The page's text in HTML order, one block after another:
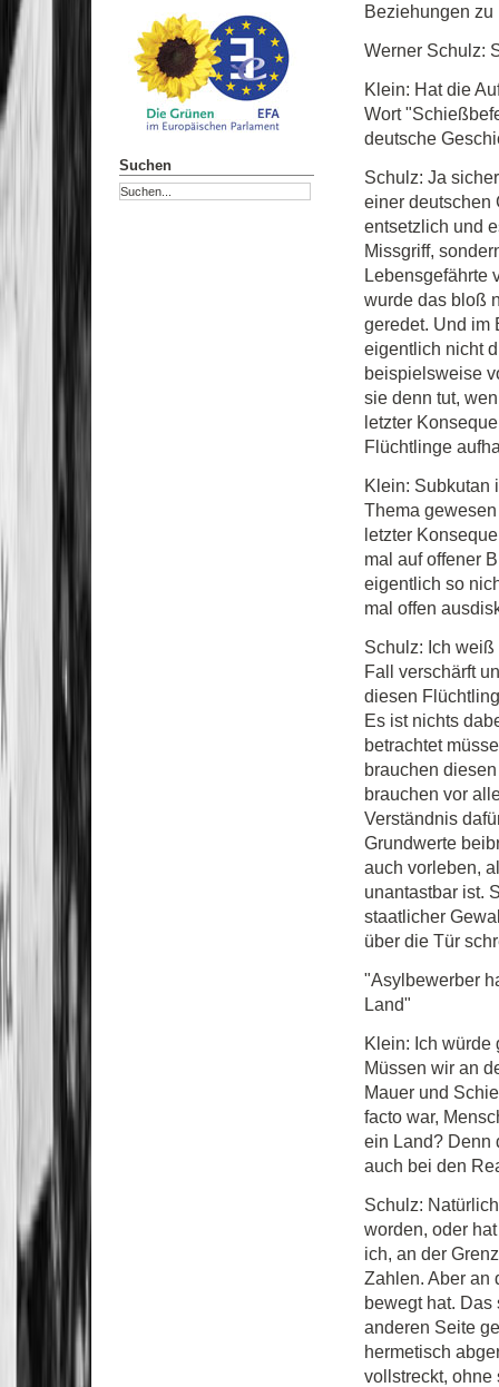
Beziehungen zu
Werner Schulz:
Klein: Hat die
Wort
deutsche
Schulz: Ja
einer deutschen
entsetzlich und
Missgriff,
Lebensgefährte
wurde das bloß
geredet. Und im
eigentlich nicht
beispielsweise
sie denn tut,
letzter
Flüchtlinge
Klein: Subkutan
Thema
letzter
mal auf offener
eigentlich so
mal offen
Schulz: Ich weiß
Fall verschärft
diesen
Es ist nichts
betrachtet
brauchen
brauchen vor
Verständnis
Grundwerte
auch vorleben,
unantastbar ist.
staatlicher
über die Tür
"Asylbewerber
Land"
Klein: Ich würde
Müssen wir an
Mauer und
facto war,
ein Land? Denn
auch bei den
Schulz:
worden, oder
ich, an der
Zahlen. Aber an
bewegt hat. Das
anderen Seite
hermetisch
vollstreckt, ohne
Suchen